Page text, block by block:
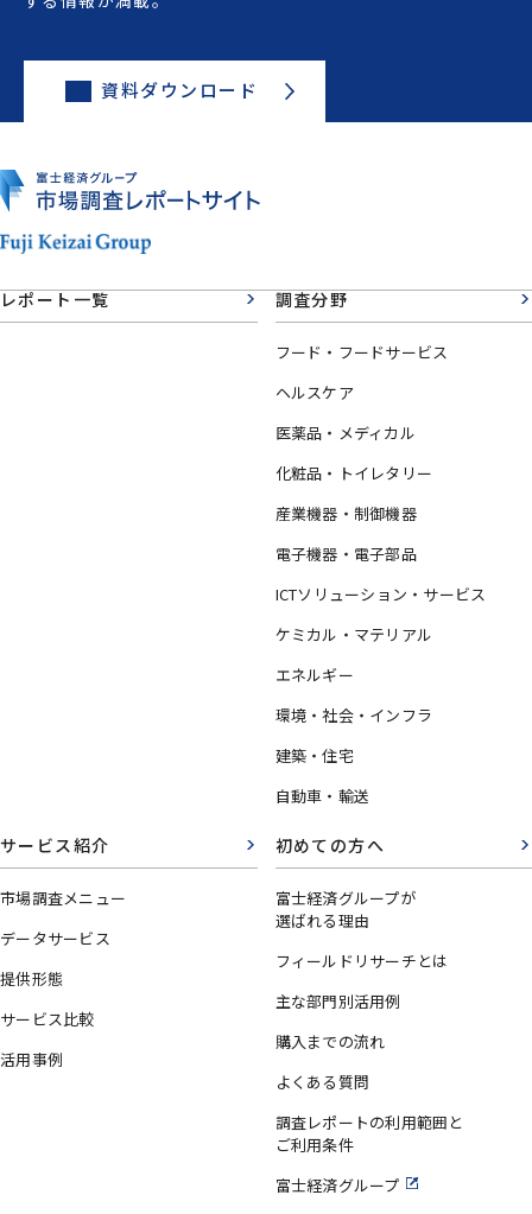
資料ダウンロード
レポート一覧 調査分野
フード・フードサービス
ヘルスケア
医薬品・メディカル
化粧品・トイレタリー
産業機器・制御機器
電子機器・電子部品
ICTソリューション・サービス
ケミカル・マテリアル
エネルギー
環境・社会・インフラ
建築・住宅
自動車・輸送
サービス紹介
市場調査メニュー
データサービス
提供形態
サービス比較
活用事例
初めての方へ
富士経済グループが
選ばれる理由
フィールドリサーチとは
主な部門別活用例
購入までの流れ
よくある質問
調査レポートの利用範囲と
ご利用条件
富士経済グループ